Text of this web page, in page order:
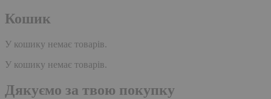
Кошик
У кошику немає товарів.
У кошику немає товарів.
Дякуємо за твою покупку